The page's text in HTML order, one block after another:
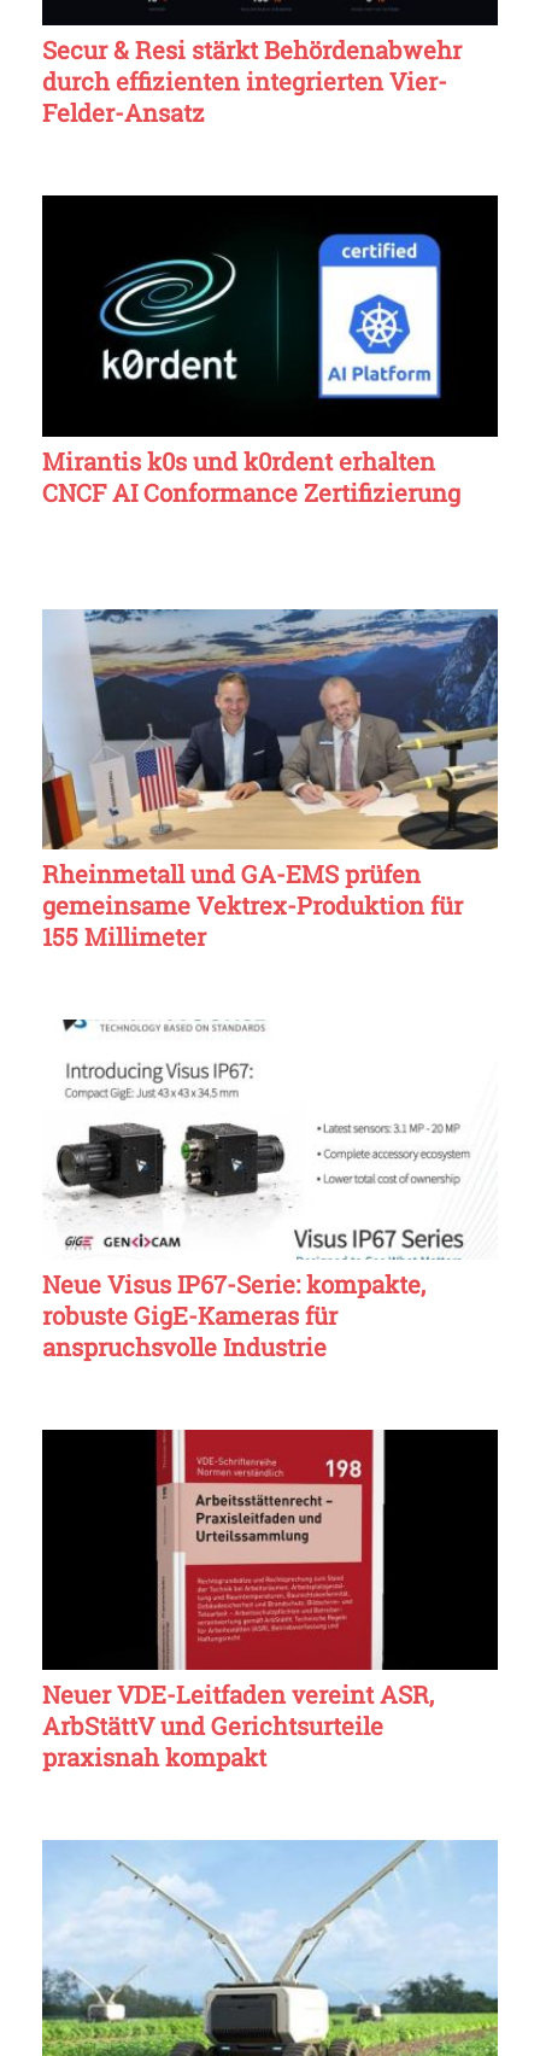
Secur & Resi stärkt Behördenabwehr
durch effizienten integrierten Vier-
Felder-Ansatz
Mirantis k0s und k0rdent erhalten
CNCF AI Conformance Zertifizierung
Rheinmetall und GA-EMS prüfen
gemeinsame Vektrex-Produktion für
155 Millimeter
Neue Visus IP67-Serie: kompakte,
robuste GigE-Kameras für
anspruchsvolle Industrie
Neuer VDE-Leitfaden vereint ASR,
ArbStättV und Gerichtsurteile
praxisnah kompakt